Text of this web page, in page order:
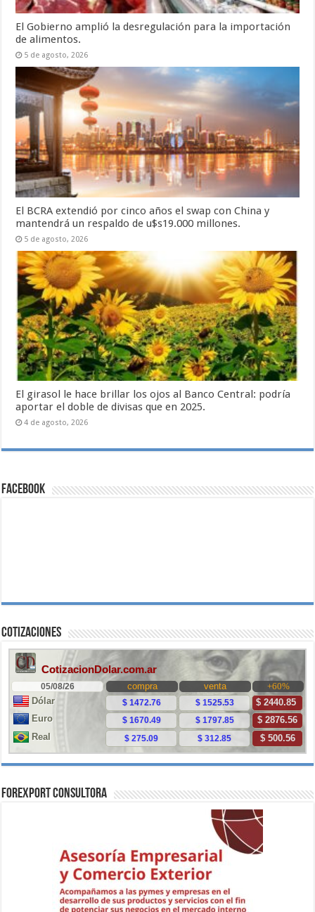
El Gobierno amplió la desregulación para la importación
de alimentos.
5 de agosto, 2026
El BCRA extendió por cinco años el swap con China y
mantendrá un respaldo de u$s19.000 millones.
5 de agosto, 2026
El girasol le hace brillar los ojos al Banco Central: podría
aportar el doble de divisas que en 2025.
4 de agosto, 2026
Facebook
Cotizaciones
ForExport Consultora